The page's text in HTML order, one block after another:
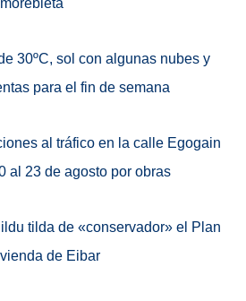
30ºC, sol con algunas nubes y
para el fin de semana
al tráfico en la calle Egogain
al 23 de agosto por obras
tilda de «conservador» el Plan
de Eibar